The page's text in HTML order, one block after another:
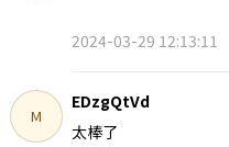
2024-03-29 12:13:11
M
EDzgQtVd
太棒了